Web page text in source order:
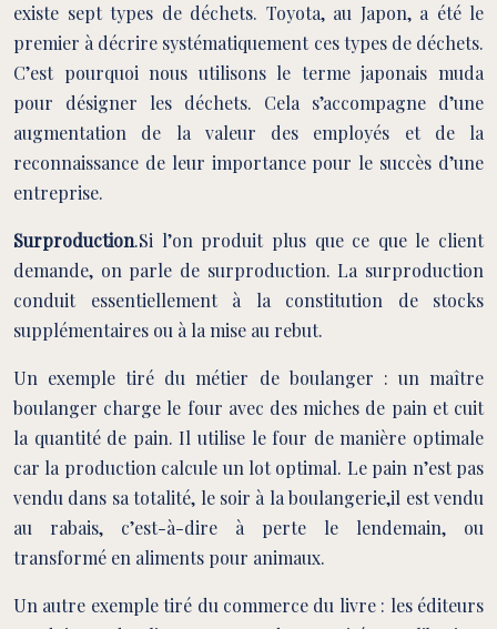
existe sept types de déchets. Toyota, au Japon, a été le
premier à décrire systématiquement ces types de déchets.
C’est pourquoi nous utilisons le terme japonais muda
pour désigner les déchets. Cela s’accompagne d’une
augmentation de la valeur des employés et de la
reconnaissance de leur importance pour le succès d’une
entreprise.
Surproduction.Si l’on produit plus que ce que le client
demande, on parle de surproduction. La surproduction
conduit essentiellement à la constitution de stocks
supplémentaires ou à la mise au rebut.
Un exemple tiré du métier de boulanger : un maître
boulanger charge le four avec des miches de pain et cuit
la quantité de pain. Il utilise le four de manière optimale
car la production calcule un lot optimal. Le pain n’est pas
vendu dans sa totalité, le soir à la boulangerie,il est vendu
au rabais, c’est-à-dire à perte le lendemain, ou
transformé en aliments pour animaux.
Un autre exemple tiré du commerce du livre : les éditeurs